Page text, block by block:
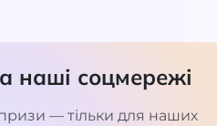
наші соцмережі
— тільки для наших